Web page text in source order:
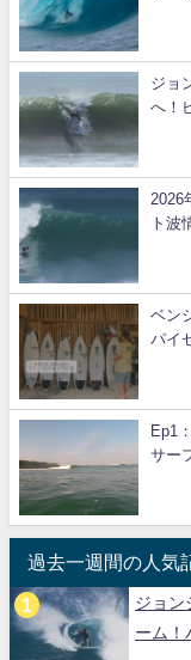
ジョ
へ！
2026
ト波
ベン
パイ
Ep1
サー
過去一週間の人気
ジョン
ーム！